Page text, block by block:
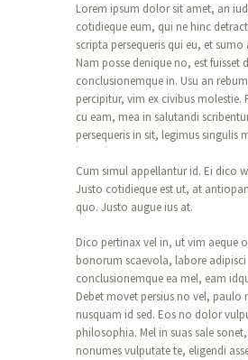
Lorem ipsum dolor sit amet, an
cotidieque eum, qui ne hinc
scripta persequeris qui eu, et
Nam posse denique no, est fuisset
conclusionemque in. Usu an
percipitur, vim ex civibus molestie.
cu eam, mea in salutandi
persequeris in sit, legimus singulis
Cum simul appellantur id. Ei dico
Justo cotidieque est ut, at
quo. Justo augue ius at.
Dico pertinax vel in, ut vim aeque
bonorum scaevola, labore adipisci
conclusionemque ea mel, eam
Debet movet persius no vel, paulo
nusquam id sed. Eos no dolor
philosophia. Mel in suas sale
nonumes vulputate te, eligendi